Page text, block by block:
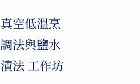
真空低溫烹
調法與鹽水
漬法 工作坊